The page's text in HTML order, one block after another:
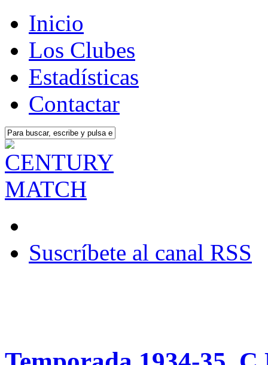
Inicio
Los Clubes
Estadísticas
Contactar
Suscríbete al canal RSS